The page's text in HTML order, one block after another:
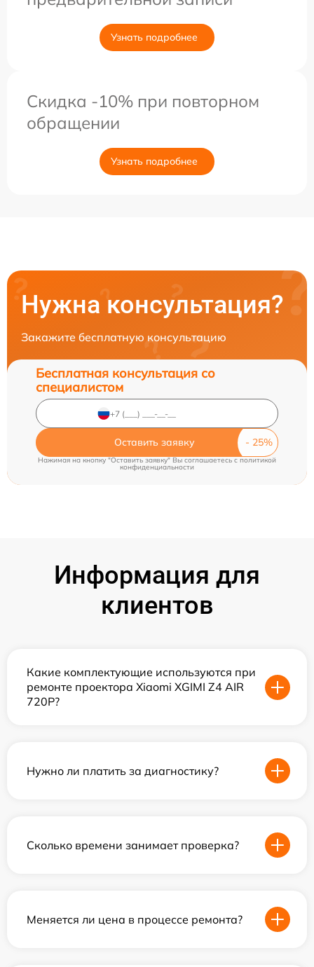
Узнать подробнее
Скидка -10% при повторном
обращении
Узнать подробнее
Нужна консультация?
Закажите бесплатную консультацию
Бесплатная консультация со
специалистом
Оставить заявку
Нажимая на кнопку "Оставить заявку" Вы соглашаетесь cполитикой
конфиденциальности
Информация для
клиентов
Какие комплектующие используются при
ремонте проектора Xiaomi XGIMI Z4 AIR
720P?
Нужно ли платить за диагностику?
Сколько времени занимает проверка?
Меняется ли цена в процессе ремонта?